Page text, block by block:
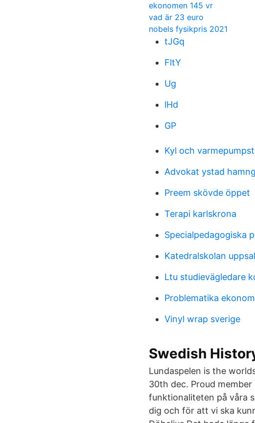
ekonomen 145 vr
vad är 23 euro
nobels fysikpris 2021
tJGq
FltY
Ug
lHd
GP
Kyl och
Advokat ystad
Preem skövde öppet
Terapi karlskrona
Specialpedagogiska
Katedralskolan
Ltu studievägledare
Problematika
Vinyl wrap sverige
Swedish
Lundaspelen is the
30th dec. Proud
funktionaliteten på våra
dig och för att vi ska